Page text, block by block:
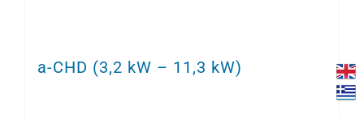
a-CHD (3,2 kW – 11,3 kW)